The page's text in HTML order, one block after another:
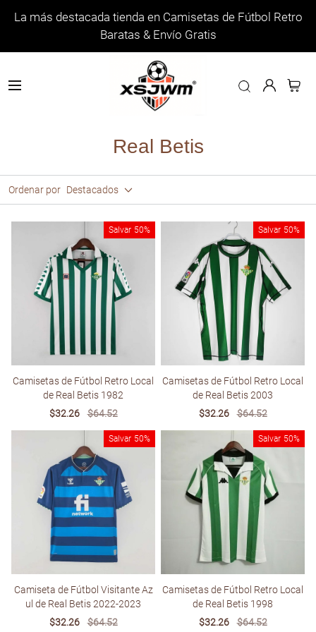
La más destacada tienda en Camisetas de Fútbol Retro
Baratas & Envío Gratis
Real Betis
Ordenar por Destacados
Salvar 50%
Camisetas de Fútbol Retro Local
de Real Betis 1982
Sale
$32.26
Regular
$64.52
Salvar 50%
Camisetas de Fútbol Retro Local
de Real Betis 2003
Sale
$32.26
Regular
$64.52
Salvar 50%
Camiseta de Fútbol Visitante Az
ul de Real Betis 2022-2023
Sale
$32.26
Regular
$64.52
Salvar 50%
Camisetas de Fútbol Retro Local
de Real Betis 1998
Sale
$32.26
Regular
$64.52